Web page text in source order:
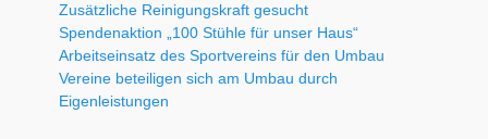
Zusätzliche Reinigungskraft gesucht
Spendenaktion „100 Stühle für unser Haus“
Arbeitseinsatz des Sportvereins für den Umbau
Vereine beteiligen sich am Umbau durch
Eigenleistungen